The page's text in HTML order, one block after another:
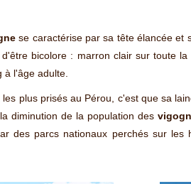
se caractérise par sa tête élancée et
bicolore : marron clair sur toute
à l'âge adulte.
plus prisés au Pérou, c'est que sa
diminution de la population des
des parcs nationaux perchés sur